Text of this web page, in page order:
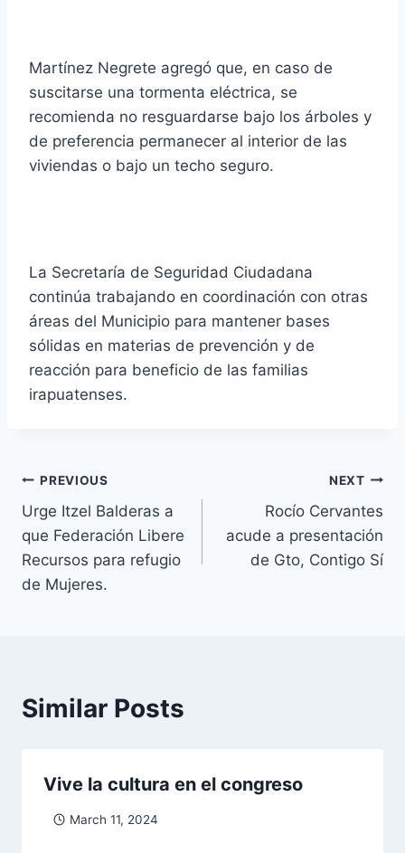
Martínez Negrete agregó que, en caso de
suscitarse una tormenta eléctrica, se
recomienda no resguardarse bajo los árboles y
de preferencia permanecer al interior de las
viviendas o bajo un techo seguro.
La Secretaría de Seguridad Ciudadana
continúa trabajando en coordinación con otras
áreas del Municipio para mantener bases
sólidas en materias de prevención y de
reacción para beneficio de las familias
irapuatenses.
PREVIOUS
Urge Itzel Balderas a
que Federación Libere
Recursos para refugio
de Mujeres.
NEXT
Rocío Cervantes
acude a presentación
de Gto, Contigo Sí
Similar Posts
Vive la cultura en el congreso
March 11, 2024